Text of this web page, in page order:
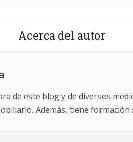
Acerca del autor
de este blog y de diversos
Además, tiene